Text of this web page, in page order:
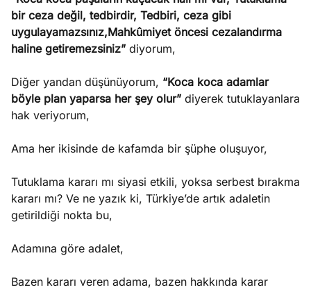
bir ceza değil, tedbirdir, Tedbiri, ceza gibi
uygulayamazsınız,Mahkûmiyet öncesi cezalandırma
haline getiremezsiniz” diyorum,
Diğer yandan düşünüyorum, “Koca koca adamlar
böyle plan yaparsa her şey olur” diyerek tutuklayanlara
hak veriyorum,
Ama her ikisinde de kafamda bir şüphe oluşuyor,
Tutuklama kararı mı siyasi etkili, yoksa serbest bırakma
kararı mı? Ve ne yazık ki, Türkiye’de artık adaletin
getirildiği nokta bu,
Adamına göre adalet,
Bazen kararı veren adama, bazen hakkında karar